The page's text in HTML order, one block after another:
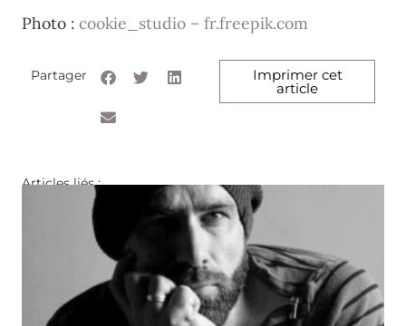
Photo : cookie_studio – fr.freepik.com
Partager Imprimer cet
article
Articles liés :